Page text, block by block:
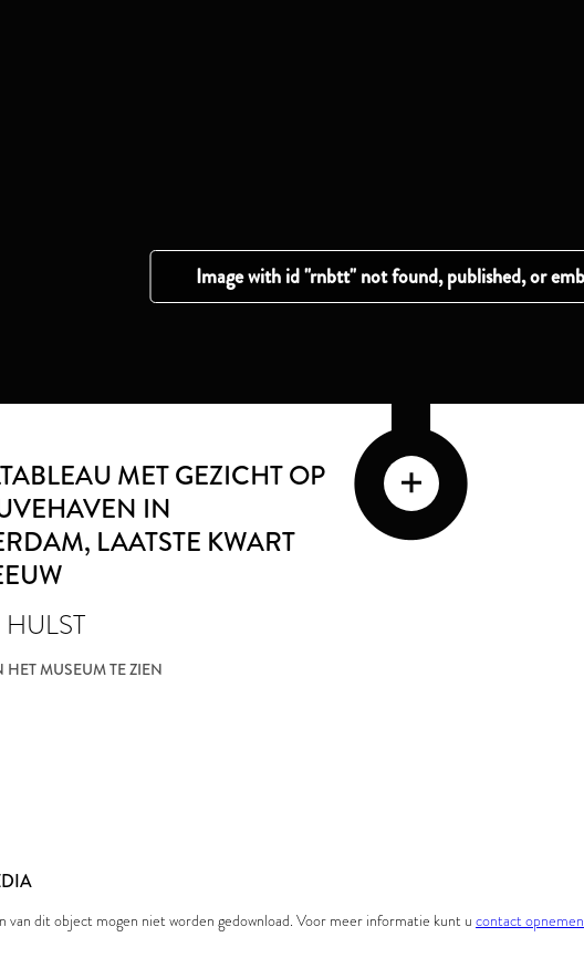
MET GEZICHT OP
IN
, LAATSTE KWART
HET MUSEUM TE ZIEN
van dit object mogen niet worden gedownload. Voor meer informatie kunt ucontact opnemen